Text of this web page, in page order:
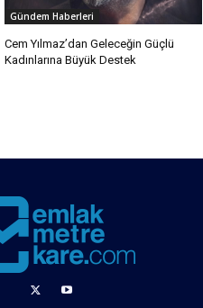
Gündem Haberleri
Cem Yılmaz’dan Geleceğin Güçlü
Kadınlarına Büyük Destek